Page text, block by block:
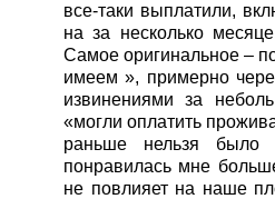
все-таки выплатили,
на за несколько
Самое оригинальное –
имеем », примерно
извинениями за
«могли оплатить
раньше нельзя было
понравилась мне
не повлияет на наше